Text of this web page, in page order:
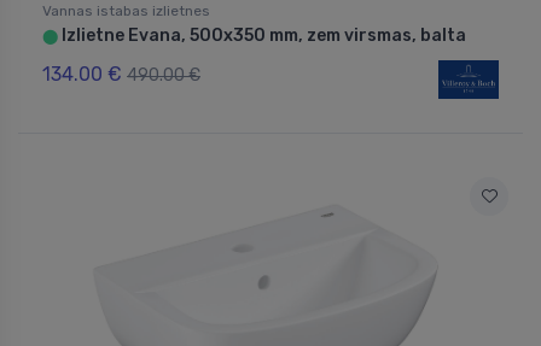
Vannas istabas izlietnes
⬤ Izlietne Evana, 500x350 mm, zem virsmas, balta
134.00 € 490.00 €